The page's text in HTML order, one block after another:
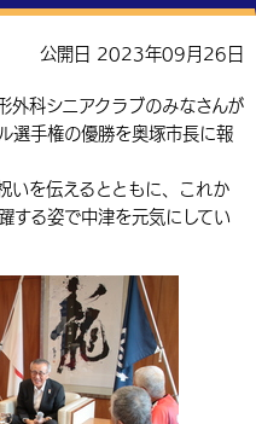
中国語（簡体字）
韓国語（한국어）
険・年金
健康・予防
宅・インフラ
外国人の方向け情報
産業・雇用
金
どもを預ける
計画・施策
ルメ・食べる
役所の紹介
報・広聴
公開日 2023年09月26日
科シニアクラブのみなさんが
選手権の優勝を奥塚市長に報
いを伝えるとともに、これか
する姿で中津を元気にしてい